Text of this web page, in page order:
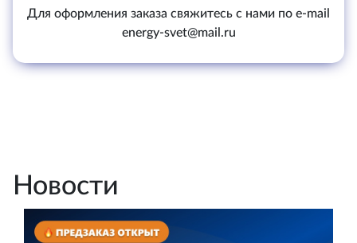
Для оформления заказа свяжитесь с нами по e-mail
energy-svet@mail.ru
Новости